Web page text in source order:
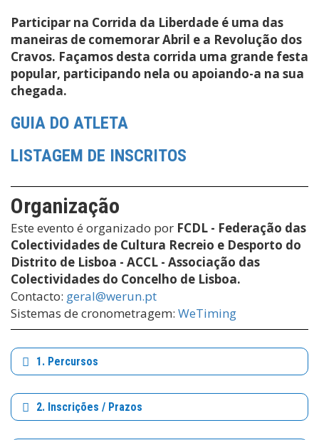
Participar na Corrida da Liberdade é uma das
maneiras de comemorar Abril e a Revolução dos
Cravos. Façamos desta corrida uma grande festa
popular, participando nela ou apoiando-a na sua
chegada.
GUIA DO ATLETA
LISTAGEM DE INSCRITOS
Organização
Este evento é organizado por FCDL - Federação das
Colectividades de Cultura Recreio e Desporto do
Distrito de Lisboa - ACCL - Associação das
Colectividades do Concelho de Lisboa.
Contacto: geral@werun.pt
Sistemas de cronometragem: WeTiming
1. Percursos
2. Inscrições / Prazos